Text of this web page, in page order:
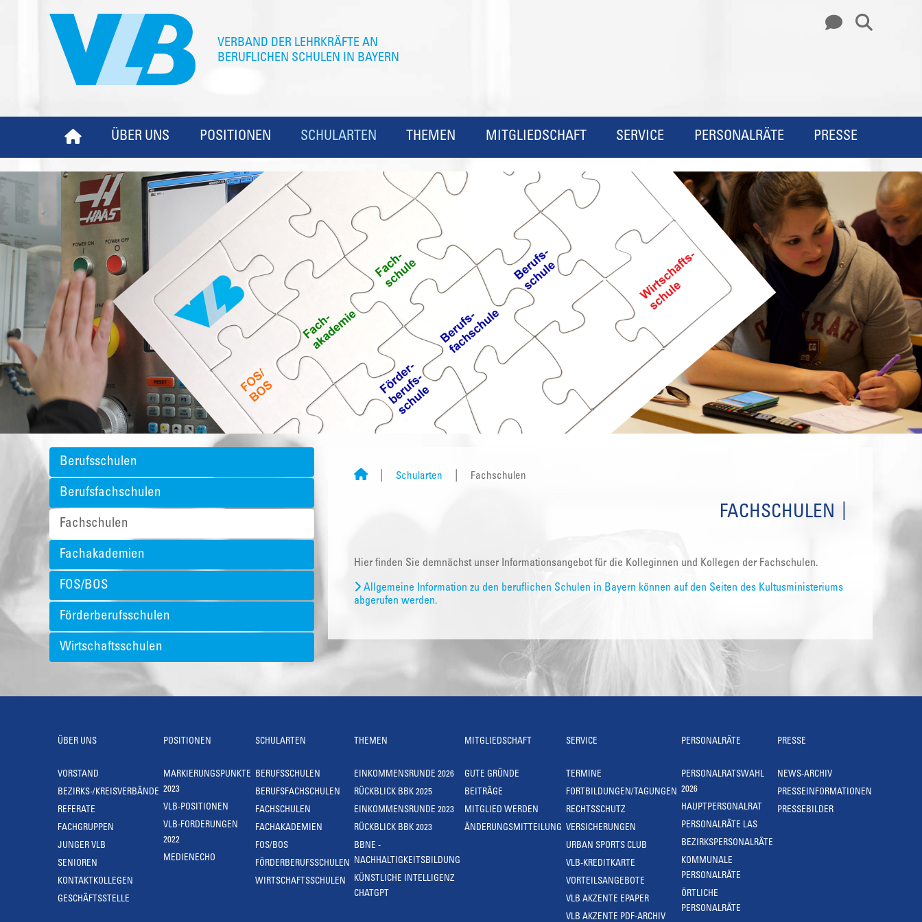
ÜBER UNS POSITIONEN SCHULARTEN THEMEN MITGLIEDSCHAFT SERVICE PERSONALRÄTE PRESSE
Berufsschulen
Berufsfachschulen
Fachschulen
Fachakademien
FOS/BOS
Förderberufsschulen
Wirtschaftsschulen
Schularten Fachschulen
FACHSCHULEN
Hier finden Sie demnächst unser Informationsangebot für die Kolleginnen und Kollegen der Fachschulen.
Allgemeine Information zu den beruflichen Schulen in Bayern können auf den Seiten des Kultusministeriums
abgerufen werden.
ÜBER UNS
VORSTAND
BEZIRKS-/KREISVERBÄNDE
REFERATE
FACHGRUPPEN
JUNGER VLB
SENIOREN
KONTAKTKOLLEGEN
GESCHÄFTSSTELLE
POSITIONEN
MARKIERUNGSPUNKTE
2023
VLB-POSITIONEN
VLB-FORDERUNGEN
2022
MEDIENECHO
SCHULARTEN
BERUFSSCHULEN
BERUFSFACHSCHULEN
FACHSCHULEN
FACHAKADEMIEN
FOS/BOS
FÖRDERBERUFSSCHULEN
WIRTSCHAFTSSCHULEN
THEMEN
EINKOMMENSRUNDE 2026
RÜCKBLICK BBK 2025
EINKOMMENSRUNDE 2023
RÜCKBLICK BBK 2023
BBNE -
NACHHALTIGKEITSBILDUNG
KÜNSTLICHE INTELLIGENZ
CHATGPT
MITGLIEDSCHAFT
GUTE GRÜNDE
BEITRÄGE
MITGLIED WERDEN
ÄNDERUNGSMITTEILUNG
SERVICE
TERMINE
FORTBILDUNGEN/TAGUNGEN
RECHTSSCHUTZ
VERSICHERUNGEN
URBAN SPORTS CLUB
VLB-KREDITKARTE
VORTEILSANGEBOTE
VLB AKZENTE EPAPER
VLB AKZENTE PDF-ARCHIV
PERSONALRÄTE
PERSONALRATSWAHL
2026
HAUPTPERSONALRAT
PERSONALRÄTE LAS
BEZIRKSPERSONALRÄTE
KOMMUNALE
PERSONALRÄTE
ÖRTLICHE
PERSONALRÄTE
PRESSE
NEWS-ARCHIV
PRESSEINFORMATIONEN
PRESSEBILDER